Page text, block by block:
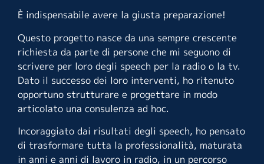
È indispensabile avere la giusta preparazione!
Questo progetto nasce da una sempre crescente
richiesta da parte di persone che mi seguono di
scrivere per loro degli speech per la radio o la tv.
Dato il successo dei loro interventi, ho ritenuto
opportuno strutturare e progettare in modo
articolato una consulenza ad hoc.
Incoraggiato dai risultati degli speech, ho pensato
di trasformare tutta la professionalità, maturata
in anni e anni di lavoro in radio, in un percorso